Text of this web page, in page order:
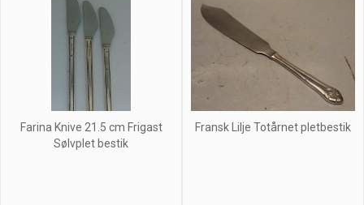
Farina Knive 21.5 cm Frigast
Sølvplet bestik
Fransk Lilje Totårnet pletbestik